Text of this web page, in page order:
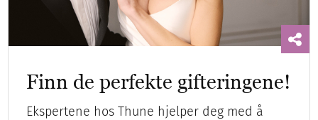
Finn de perfekte gifteringene!
Ekspertene hos Thune hjelper deg med å